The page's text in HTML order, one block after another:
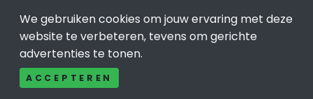
Privacy
Direct naar
We gebruiken cookies om jouw ervaring met deze
website te verbeteren, tevens om gerichte
advertenties te tonen.
ACCEPTEREN